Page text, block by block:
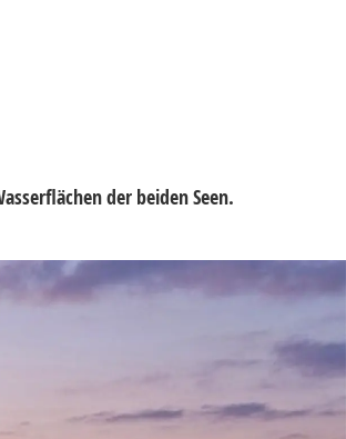
der beiden Seen.